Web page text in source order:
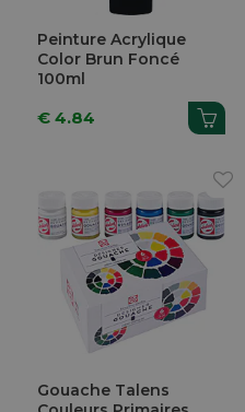
Peinture Acrylique
Color Brun Foncé
100ml
€ 4.84
Gouache Talens